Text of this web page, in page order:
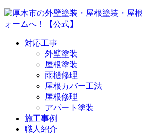
対応工事
外壁塗装
屋根塗装
雨樋修理
屋根カバー工法
屋根修理
アパート塗装
施工事例
職人紹介